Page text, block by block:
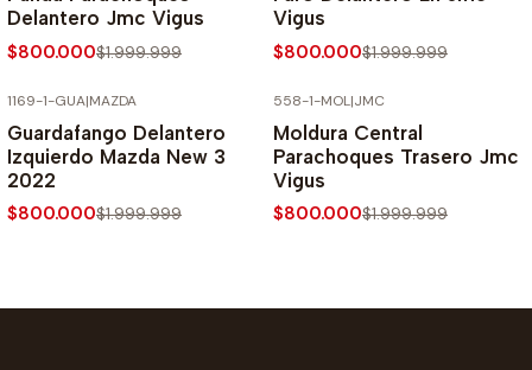
Delantero Jmc Vigus
$800.000$1.999.999
Vigus
$800.000$1.999.999
1169-1-GUA|MAZDA
Guardafango Delantero
Izquierdo Mazda New 3
2022
$800.000$1.999.999
558-1-MOL|JMC
Moldura Central
Parachoques Trasero Jmc
Vigus
$800.000$1.999.999